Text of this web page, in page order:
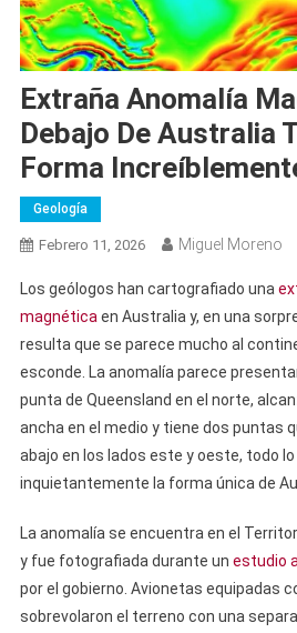
Extraña Anomalía
Debajo De Australia
Forma
Geología
Febrero 11, 2026 Miguel Moreno
Los geólogos han cartografiado una
magnética en Australia y, en una
resulta que se parece mucho al
esconde. La anomalía parece
punta de Queensland en el norte,
ancha en el medio y tiene dos puntas
abajo en los lados este y oeste, todo
inquietantemente la forma única de
La anomalía se encuentra en el
y fue fotografiada durante un estudio
por el gobierno. Avionetas equipadas
sobrevolaron el terreno con una